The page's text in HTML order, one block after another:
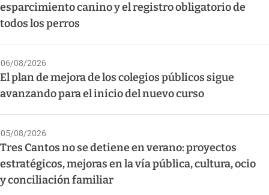
esparcimiento canino y el registro obligatorio de
todos los perros
06/08/2026
El plan de mejora de los colegios públicos sigue
avanzando para el inicio del nuevo curso
05/08/2026
Tres Cantos no se detiene en verano: proyectos
estratégicos, mejoras en la vía pública, cultura, ocio
y conciliación familiar